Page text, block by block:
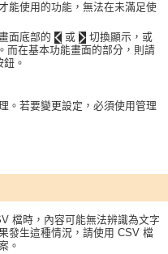
能使用的功能，無法在未滿足使
面底部的
或
切換顯示，或
而在基本功能畫面的部分，則請
。
。若要變更設定，必須使用管理
檔時，內容可能無法辨識為文字
發生這種情況，請使用 CSV 檔
。